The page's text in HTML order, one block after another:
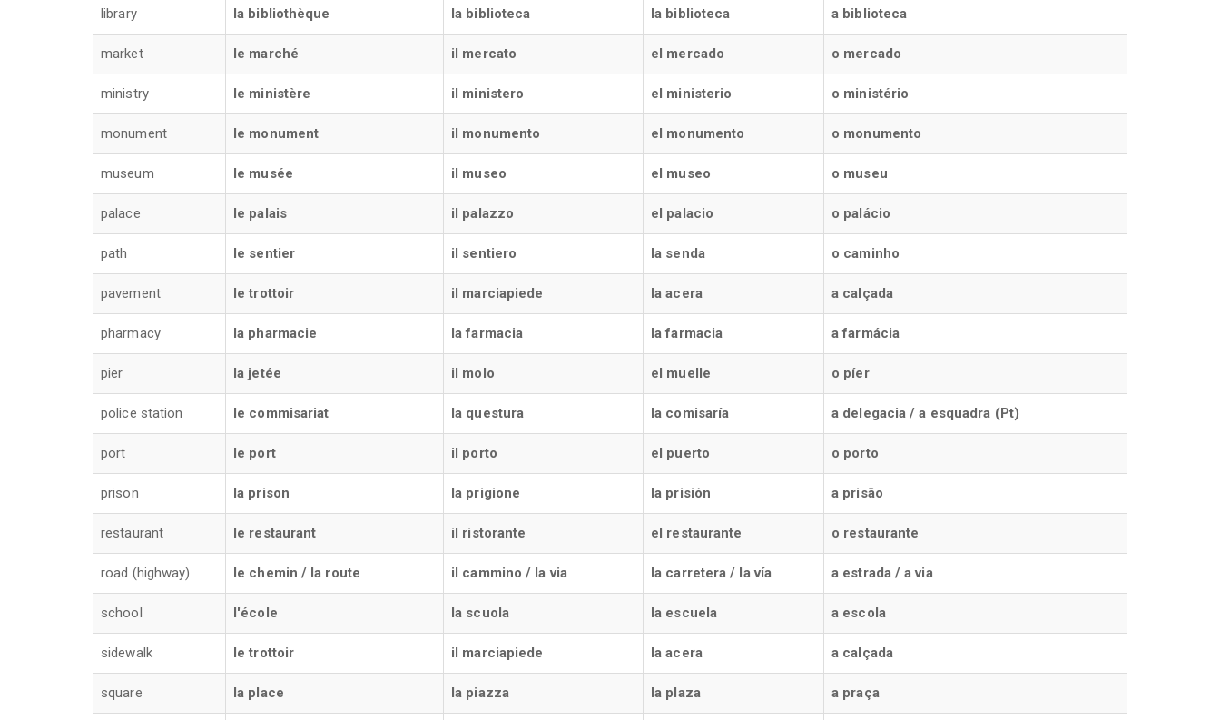
library la bibliothèque la biblioteca la biblioteca a biblioteca
market le marché il mercato el mercado o mercado
ministry le ministère il ministero el ministerio o ministério
monument le monument il monumento el monumento o monumento
museum le musée il museo el museo o museu
palace le palais il palazzo el palacio o palácio
path le sentier il sentiero la senda o caminho
pavement le trottoir il marciapiede la acera a calçada
pharmacy la pharmacie la farmacia la farmacia a farmácia
pier la jetée il molo el muelle o píer
police station le commisariat la questura la comisaría a delegacia / a esquadra (Pt)
port le port il porto el puerto o porto
prison la prison la prigione la prisión a prisão
restaurant le restaurant il ristorante el restaurante o restaurante
road (highway) le chemin / la route il cammino / la via la carretera / la vía a estrada / a via
school l'école la scuola la escuela a escola
sidewalk le trottoir il marciapiede la acera a calçada
square la place la piazza la plaza a praça